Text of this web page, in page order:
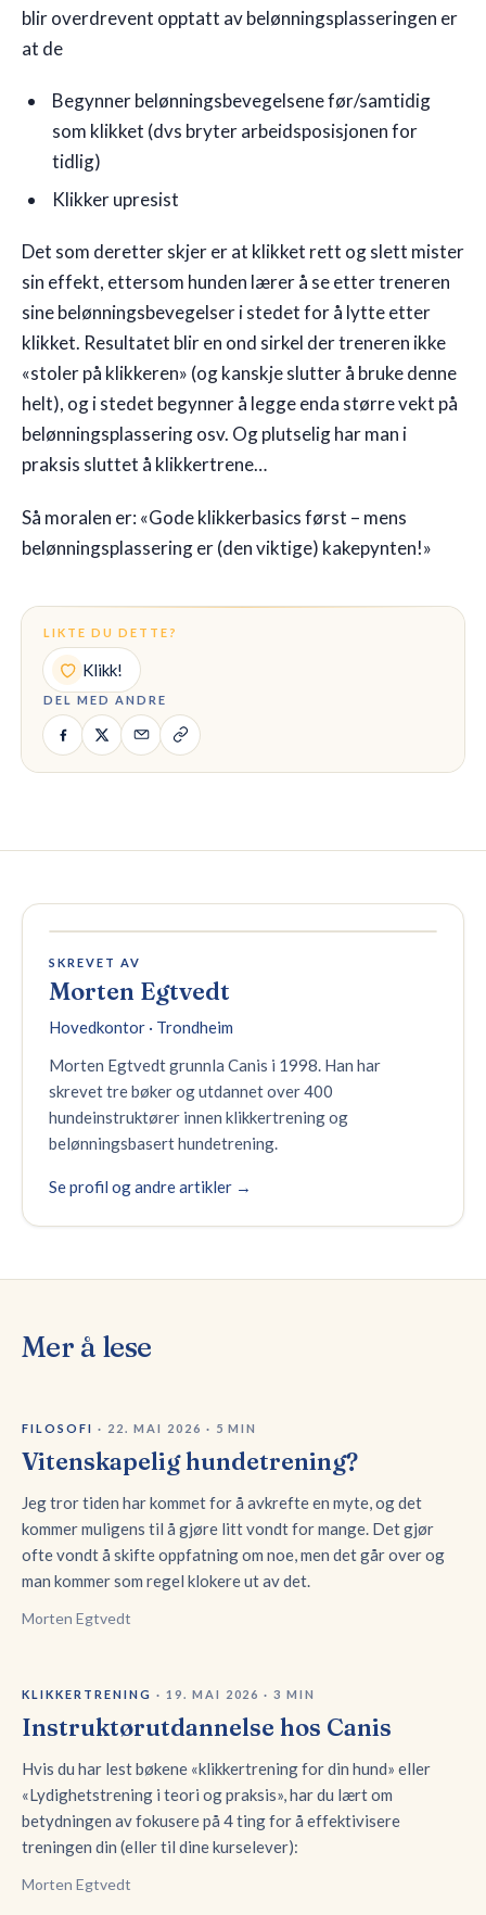
blir overdrevent opptatt av belønningsplasseringen er
at de
Begynner belønningsbevegelsene før/samtidig
som klikket (dvs bryter arbeidsposisjonen for
tidlig)
Klikker upresist
Det som deretter skjer er at klikket rett og slett mister
sin effekt, ettersom hunden lærer å se etter treneren
sine belønningsbevegelser i stedet for å lytte etter
klikket. Resultatet blir en ond sirkel der treneren ikke
«stoler på klikkeren» (og kanskje slutter å bruke denne
helt), og i stedet begynner å legge enda større vekt på
belønningsplassering osv. Og plutselig har man i
praksis sluttet å klikkertrene…
Så moralen er: «Gode klikkerbasics først – mens
belønningsplassering er (den viktige) kakepynten!»
LIKTE DU DETTE?
Klikk!
DEL MED ANDRE
SKREVET AV
Morten Egtvedt
Hovedkontor · Trondheim
Morten Egtvedt grunnla Canis i 1998. Han har
skrevet tre bøker og utdannet over 400
hundeinstruktører innen klikkertrening og
belønningsbasert hundetrening.
Se profil og andre artikler →
Mer å lese
FILOSOFI · 22. MAI 2026 · 5 MIN
Vitenskapelig hundetrening?
Jeg tror tiden har kommet for å avkrefte en myte, og det
kommer muligens til å gjøre litt vondt for mange. Det gjør
ofte vondt å skifte oppfatning om noe, men det går over og
man kommer som regel klokere ut av det.
Morten Egtvedt
KLIKKERTRENING · 19. MAI 2026 ·3 MIN
Instruktørutdannelse hos Canis
Hvis du har lest bøkene «klikkertrening for din hund» eller
«Lydighetstrening i teori og praksis», har du lært om
betydningen av fokusere på 4 ting for å effektivisere
treningen din (eller til dine kurselever):
Morten Egtvedt